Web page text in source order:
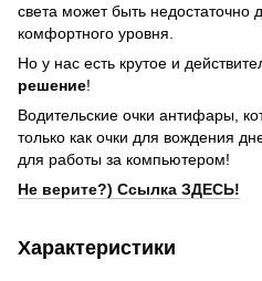
света может быть недостаточно
комфортного уровня.
Но у нас есть крутое и
решение!
Водительские очки антифары,
только как очки для вождения
для работы за компьютером!
Не верите?) Ссылка ЗДЕСЬ!
Характеристики